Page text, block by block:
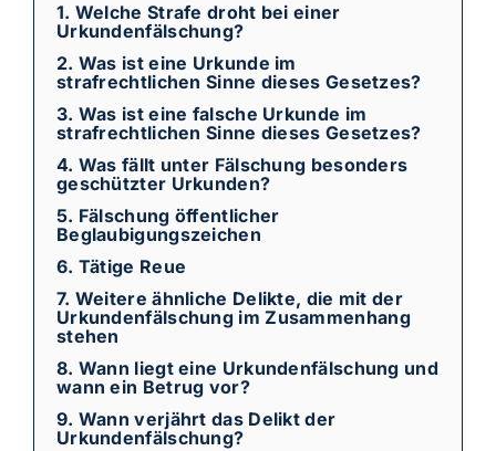
1. Welche Strafe droht bei einer
Urkundenfälschung?
2. Was ist eine Urkunde im
strafrechtlichen Sinne dieses Gesetzes?
3. Was ist eine falsche Urkunde im
strafrechtlichen Sinne dieses Gesetzes?
4. Was fällt unter Fälschung besonders
geschützter Urkunden?
5. Fälschung öffentlicher
Beglaubigungszeichen
6. Tätige Reue
7. Weitere ähnliche Delikte, die mit der
Urkundenfälschung im Zusammenhang
stehen
8. Wann liegt eine Urkundenfälschung und
wann ein Betrug vor?
9. Wann verjährt das Delikt der
Urkundenfälschung?